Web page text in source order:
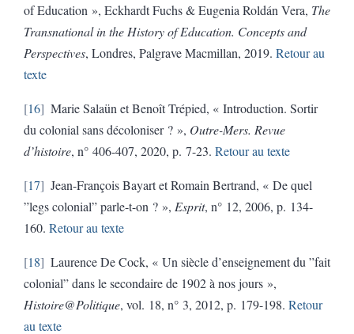
of Education », Eckhardt Fuchs & Eugenia Roldán Vera, The
Transnational in the History of Education. Concepts and
Perspectives, Londres, Palgrave Macmillan, 2019. Retour au
texte
16
Marie Salaün et Benoît Trépied, « Introduction. Sortir
du colonial sans décoloniser ? », Outre-Mers. Revue
d’histoire, n° 406-407, 2020, p. 7-23. Retour au texte
17
Jean-François Bayart et Romain Bertrand, « De quel
”legs colonial” parle-t-on ? », Esprit, n° 12, 2006, p. 134-
160. Retour au texte
18
Laurence De Cock, « Un siècle d’enseignement du ”fait
colonial” dans le secondaire de 1902 à nos jours »,
Histoire@Politique, vol. 18, n° 3, 2012, p. 179-198. Retour
au texte